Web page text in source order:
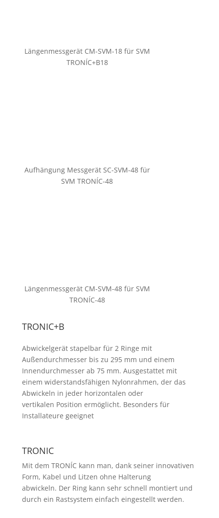
Längenmessgerät CM-SVM-18 für SVM
TRONÍC+B18
Aufhängung Messgerät SC-SVM-48 für
SVM TRONÍC-48
Längenmessgerät CM-SVM-48 für SVM
TRONÍC-48
TRONIC+B
Abwickelgerät stapelbar für 2 Ringe mit
Außendurchmesser bis zu 295 mm und einem
Innendurchmesser ab 75 mm. Ausgestattet mit
einem widerstandsfähigen Nylonrahmen, der das
Abwickeln in jeder horizontalen oder
vertikalen Position ermöglicht. Besonders für
Installateure geeignet
TRONIC
Mit dem TRONÍC kann man, dank seiner innovativen
Form, Kabel und Litzen ohne Halterung
abwickeln. Der Ring kann sehr schnell montiert und
durch ein Rastsystem einfach eingestellt werden.